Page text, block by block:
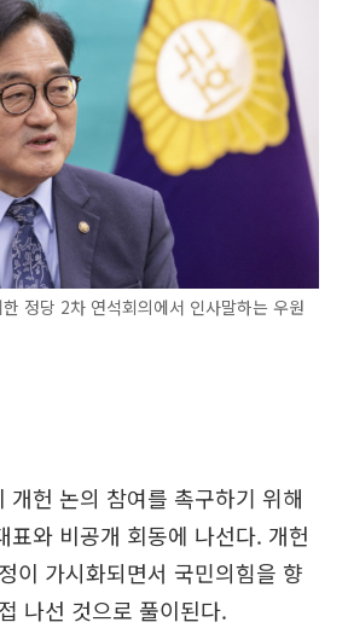
정당 2차 연석회의에서 인사말하는 우원
개헌 논의 참여를 촉구하기 위해
표와 비공개 회동에 나선다. 개헌
이 가시화되면서 국민의힘을 향
나선 것으로 풀이된다.